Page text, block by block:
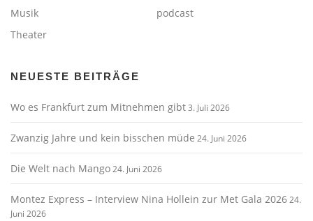
Musik
podcast
Theater
NEUESTE BEITRÄGE
Wo es Frankfurt zum Mitnehmen gibt3. Juli 2026
Zwanzig Jahre und kein bisschen müde 24. Juni 2026
Die Welt nach Mango24. Juni 2026
Montez Express – Interview Nina Hollein zur Met Gala 202624.
Juni 2026